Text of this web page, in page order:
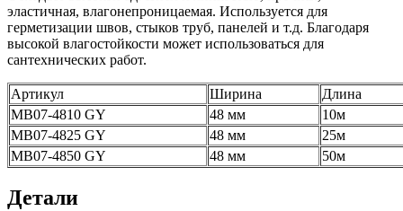
эластичная, влагонепроницаемая. Используется для
герметизации швов, стыков труб, панелей и т.д. Благодаря
высокой влагостойкости может использоваться для
сантехнических работ.
Артикул Ширина
Длина
МВ07-4810 GY
48 мм
10м
МВ07-4825 GY
48 мм
25м
МВ07-4850 GY
48 мм 50м
Детали